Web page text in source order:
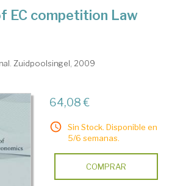
EC competition Law
Zuidpoolsingel, 2009
64,08 €
Sin Stock. Disponible en
5/6 semanas.
COMPRAR